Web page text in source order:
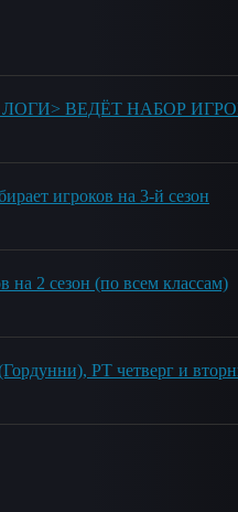
ЛОГИ> ВЕДЁТ НАБОР
игроков на 3-й сезон
на 2 сезон (по всем классам)
РТ четверг и